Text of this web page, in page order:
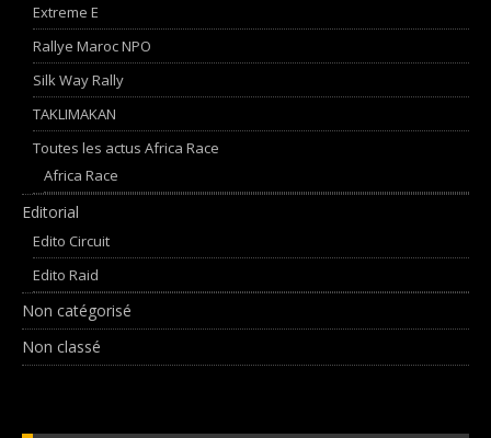
Extreme E
Rallye Maroc NPO
Silk Way Rally
TAKLIMAKAN
Toutes les actus Africa Race
Africa Race
Editorial
Edito Circuit
Edito Raid
Non catégorisé
Non classé